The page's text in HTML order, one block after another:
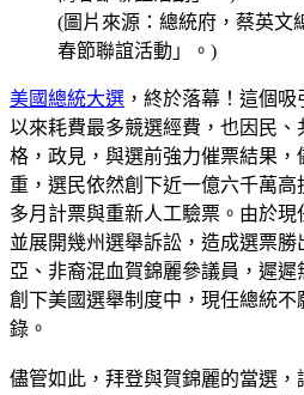
(圖片來源：總統府，蔡英文
春節聯誼活動」。)
美國總統大選 ，終於落幕！這個
以來耗費最多競選經費，也因民
格，政見，與選前強力催票結果，
重，選民依然創下近一億六千萬
多月計票與重新人工驗票。由於現
並展開幾州選舉訴訟，造成選票勝
亞、非裔混血賀錦麗參議員，遲
創下美國選舉制度中，現任總統
錄。
儘管如此，拜登與賀錦麗的當選